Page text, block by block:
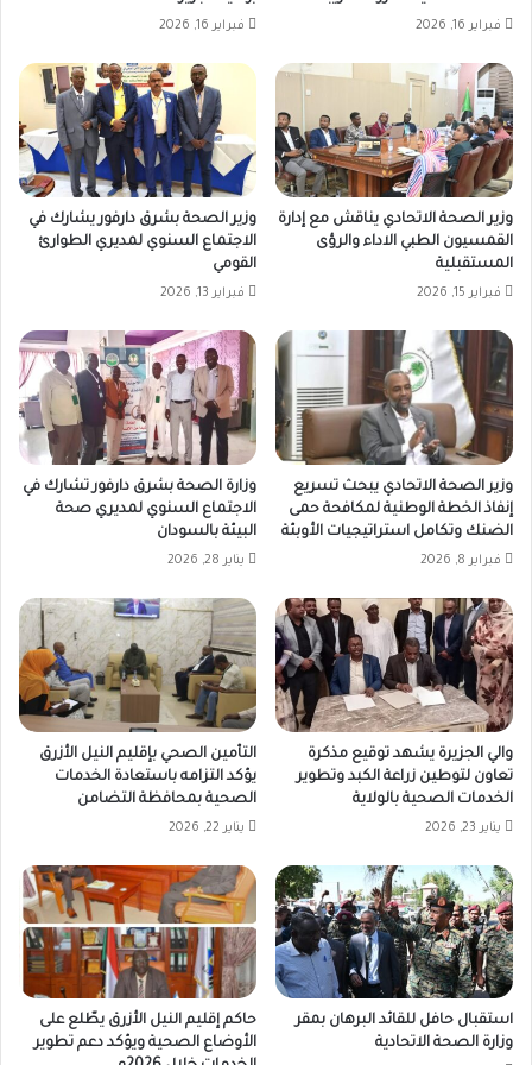
فبراير 16, 2026 فبراير 16, 2026
وزير الصحة الاتحادي يناقش مع إدارة
القمسيون الطبي الاداء والرؤى
المستقبلية
فبراير 15, 2026
وزير الصحة بشرق دارفور يشارك في
الاجتماع السنوي لمديري الطوارئ
القومي
فبراير 13, 2026
وزير الصحة الاتحادي يبحث تسريع
إنفاذ الخطة الوطنية لمكافحة حمى
الضنك وتكامل استراتيجيات الأوبئة
فبراير 8, 2026
وزارة الصحة بشرق دارفور تشارك في
الاجتماع السنوي لمديري صحة
البيئة بالسودان
يناير 28, 2026
والي الجزيرة يشهد توقيع مذكرة
تعاون لتوطين زراعة الكبد وتطوير
الخدمات الصحية بالولاية
يناير 23, 2026
التأمين الصحي بإقليم النيل الأزرق
يؤكد التزامه باستعادة الخدمات
الصحية بمحافظة التضامن
يناير 22, 2026
استقبال حافل للقائد البرهان بمقر
وزارة الصحة الاتحادية
حاكم إقليم النيل الأزرق يطّلع على
الأوضاع الصحية ويؤكد دعم تطوير